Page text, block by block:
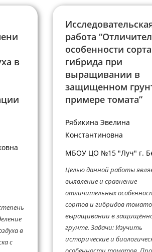
в
в
с
работа
особенности
гибрида при
выращивании в
защищенном
примере томата”
Рябикина Эвелина
Константиновна
МБОУ ЦО №15 "Луч" г.
Целью данной работы
выявление и сравнение
отличительных
сортов и гибридов
выращивании в
грунте. Задачи: Изучить
исторические и